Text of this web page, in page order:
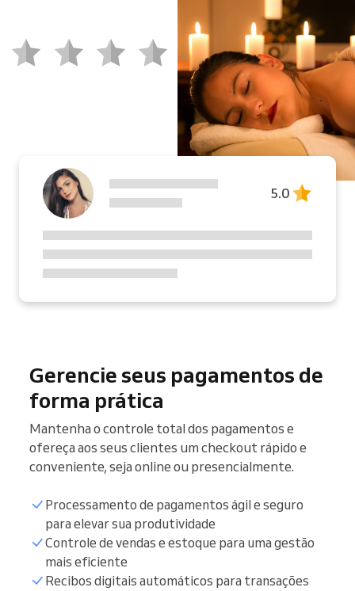
5.0
Gerencie seus pagamentos de
forma prática
Mantenha o controle total dos pagamentos e
ofereça aos seus clientes um checkout rápido e
conveniente, seja online ou presencialmente.
Processamento de pagamentos ágil e seguro
para elevar sua produtividade
Controle de vendas e estoque para uma gestão
mais eficiente
Recibos digitais automáticos para transações